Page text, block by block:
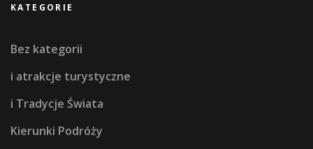
KATEGORIE
Bez kategorii
i atrakcje turystyczne
i Tradycje Świata
Kierunki Podróży